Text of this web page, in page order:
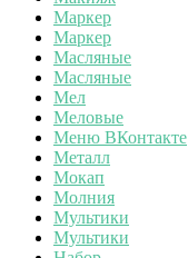
Маркер
Маркер
Масляные
Масляные
Мел
Меловые
Меню ВКонтакте
Металл
Мокап
Молния
Мультики
Мультики